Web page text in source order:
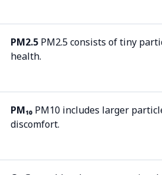
PM2.5 PM2.5 consists of tiny
health.
PM₁₀ PM10 includes larger
discomfort.